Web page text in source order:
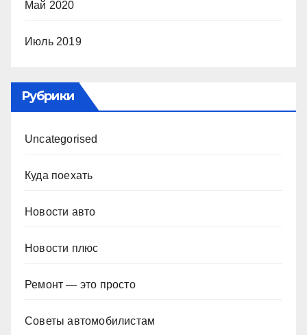
Май 2020
Июль 2019
Рубрики
Uncategorised
Куда поехать
Новости авто
Новости плюс
Ремонт — это просто
Советы автомобилистам